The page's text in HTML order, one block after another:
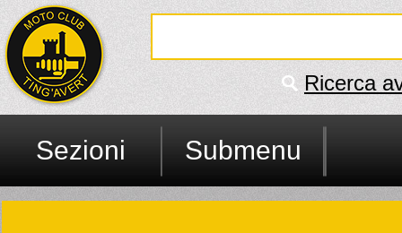
Ricerca
Sezioni Submenu